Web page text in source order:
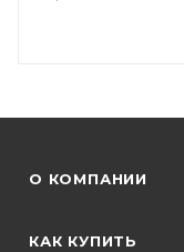
О КОМПАНИИ
КАК КУПИТЬ